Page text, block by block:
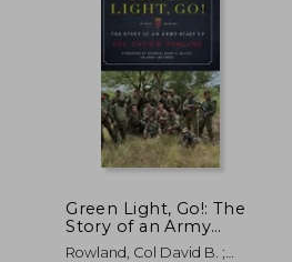
Green Light, Go!: The
Story of an Army
Start Up (en Inglés)
Rowland, Col David B. ;